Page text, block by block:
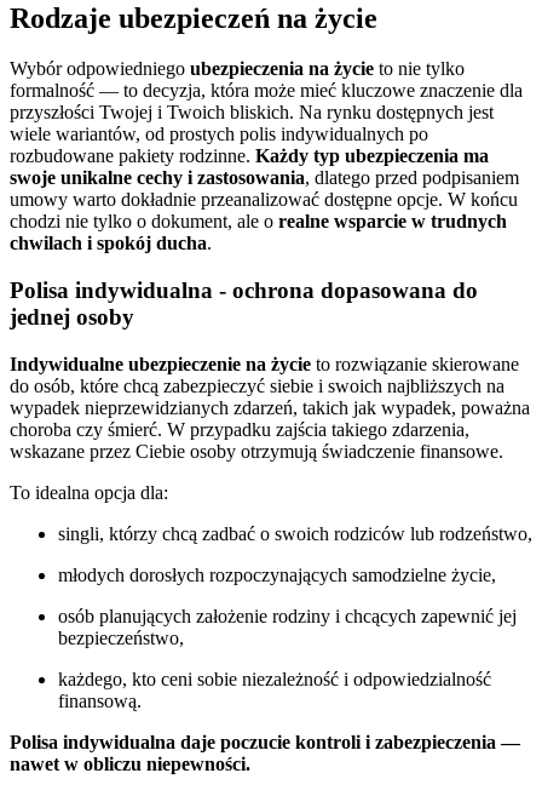
Rodzaje ubezpieczeń na życie
Wybór odpowiedniego ubezpieczenia na życie to nie tylko
formalność — to decyzja, która może mieć kluczowe znaczenie dla
przyszłości Twojej i Twoich bliskich. Na rynku dostępnych jest
wiele wariantów, od prostych polis indywidualnych po
rozbudowane pakiety rodzinne. Każdy typ ubezpieczenia ma
swoje unikalne cechy i zastosowania, dlatego przed podpisaniem
umowy warto dokładnie przeanalizować dostępne opcje. W końcu
chodzi nie tylko o dokument, ale o realne wsparcie w trudnych
chwilach i spokój ducha.
Polisa indywidualna - ochrona dopasowana do
jednej osoby
Indywidualne ubezpieczenie na życie to rozwiązanie skierowane
do osób, które chcą zabezpieczyć siebie i swoich najbliższych na
wypadek nieprzewidzianych zdarzeń, takich jak wypadek, poważna
choroba czy śmierć. W przypadku zajścia takiego zdarzenia,
wskazane przez Ciebie osoby otrzymują świadczenie finansowe.
To idealna opcja dla:
singli, którzy chcą zadbać o swoich rodziców lub rodzeństwo,
młodych dorosłych rozpoczynających samodzielne życie,
osób planujących założenie rodziny i chcących zapewnić jej
bezpieczeństwo,
każdego, kto ceni sobie niezależność i odpowiedzialność
finansową.
Polisa indywidualna daje poczucie kontroli i zabezpieczenia —
nawet w obliczu niepewności.